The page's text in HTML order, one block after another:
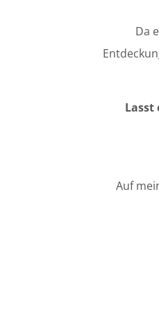
Da
Lasst
Auf